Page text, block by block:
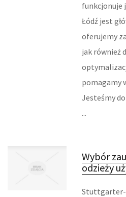
IMPREZY
ZAJĘCIA SPORTOWE
funkcjonuje
Łódź jest
oferujemy
jak również
pomagamy
Jesteśmy
...
Wybór
odzieży
Stuttgarter-